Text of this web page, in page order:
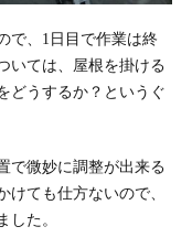
で、1日目で作業は終
いては、屋根を掛ける
どうするか？というぐ
で微妙に調整が出来る
ても仕方ないので、
した。